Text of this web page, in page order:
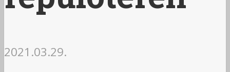
2021.03.29.